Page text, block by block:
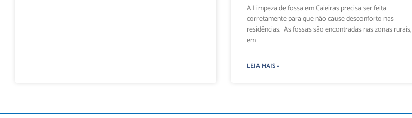
A Limpeza de fossa em Caieiras precisa ser feita
corretamente para que não cause desconforto nas
residências. As fossas são encontradas nas zonas rurais,
em
LEIA MAIS »